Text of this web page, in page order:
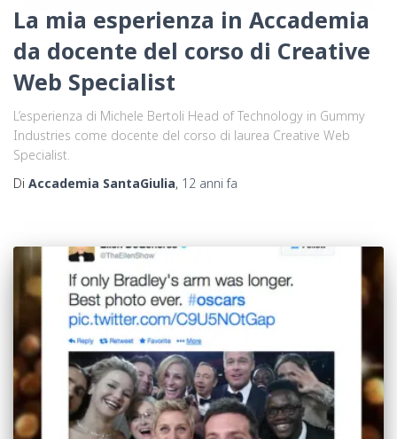
La mia esperienza in Accademia
da docente del corso di Creative
Web Specialist
L’esperienza di Michele Bertoli Head of Technology in Gummy
Industries come docente del corso di laurea Creative Web
Specialist.
Di Accademia SantaGiulia, 12 anni fa